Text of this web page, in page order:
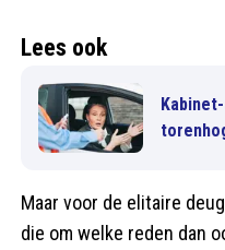
Lees ook
Maar voor de elitaire
die om welke reden dan